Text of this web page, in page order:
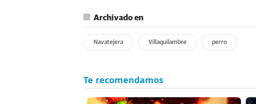
Archivado en
Navatejera Villaquilambre perro